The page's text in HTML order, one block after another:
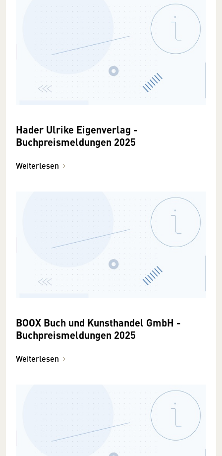
Hader Ulrike Eigenverlag -
Buchpreismeldungen 2025
Weiterlesen
BOOX Buch und Kunsthandel GmbH -
Buchpreismeldungen 2025
Weiterlesen